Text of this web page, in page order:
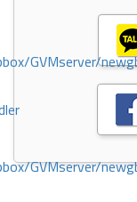
GVMserver/
GVMserver/